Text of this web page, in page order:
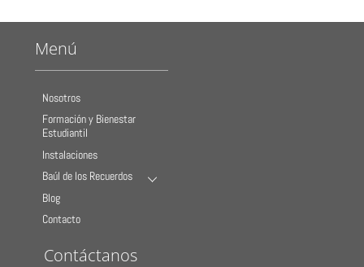
Menú
Nosotros
Formación y Bienestar
Estudiantil
Instalaciones
Baúl de los Recuerdos
Blog
Contacto
Contáctanos